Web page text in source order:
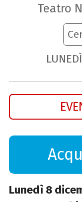
Teatro
LUNEDÌ
Lunedì 8